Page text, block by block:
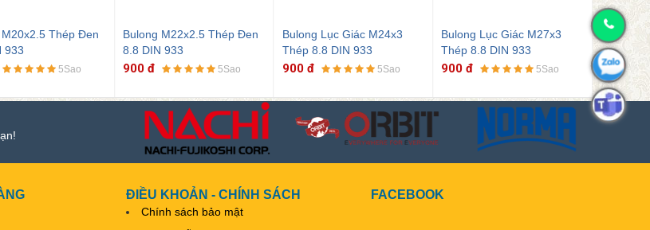
M22x2.5 Thép Đen
933
5Sao
Bulong Lục Giác M24x3
Thép 8.8 DIN 933
900 đ 5Sao
Bulong Lục Giác M27x3
Thép 8.8 DIN 933
900 đ 5Sao
Bulong Lục Giác M6x1
Thép 8.8 DIN 933
900 đ 5Sao
Bulong
8.8 DIN
900 đ
ĐIỀU KHOẢN - CHÍNH SÁCH
Chính sách bảo mật
FACEBOOK